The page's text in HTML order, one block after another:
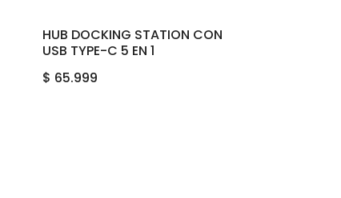
HUB DOCKING STATION CON
USB TYPE-C 5 EN 1
$ 65.999